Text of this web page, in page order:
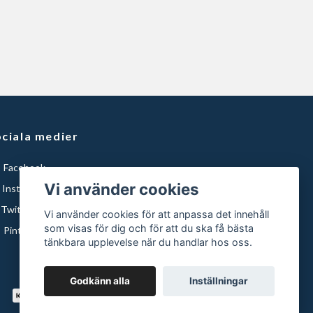
medier
Facebook
Instagram
Pinterest
Vi använder cookies
Vi använder cookies för att anpassa det innehåll
som visas för dig och för att du ska få bästa
tänkbara upplevelse när du handlar hos oss.
Godkänn alla Inställningar